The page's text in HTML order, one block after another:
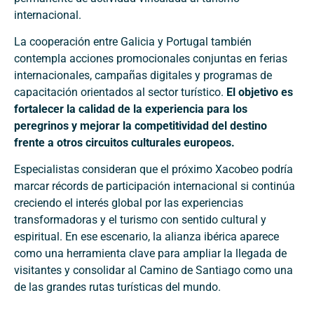
internacional.
La cooperación entre Galicia y Portugal también
contempla acciones promocionales conjuntas en ferias
internacionales, campañas digitales y programas de
capacitación orientados al sector turístico. El objetivo es
fortalecer la calidad de la experiencia para los
peregrinos y mejorar la competitividad del destino
frente a otros circuitos culturales europeos.
Especialistas consideran que el próximo Xacobeo podría
marcar récords de participación internacional si continúa
creciendo el interés global por las experiencias
transformadoras y el turismo con sentido cultural y
espiritual. En ese escenario, la alianza ibérica aparece
como una herramienta clave para ampliar la llegada de
visitantes y consolidar al Camino de Santiago como una
de las grandes rutas turísticas del mundo.